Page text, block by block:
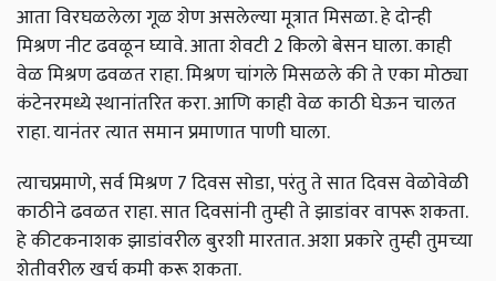
आता विरघळलेला गूळ शेण असलेल्या मूत्रात मिसळा. हे दोन्ही
मिश्रण नीट ढवळून घ्यावे. आता शेवटी 2 किलो बेसन घाला. काही
वेळ मिश्रण ढवळत राहा. मिश्रण चांगले मिसळले की ते एका मोठ्या
कंटेनरमध्ये स्थानांतरित करा. आणि काही वेळ काठी घेऊन चालत
राहा. यानंतर त्यात समान प्रमाणात पाणी घाला.
त्याचप्रमाणे, सर्व मिश्रण 7 दिवस सोडा, परंतु ते सात दिवस वेळोवेळी
काठीने ढवळत राहा. सात दिवसांनी तुम्ही ते झाडांवर वापरू शकता.
हे कीटकनाशक झाडांवरील बुरशी मारतात. अशा प्रकारे तुम्ही तुमच्या
शेतीवरील खर्च कमी करू शकता.